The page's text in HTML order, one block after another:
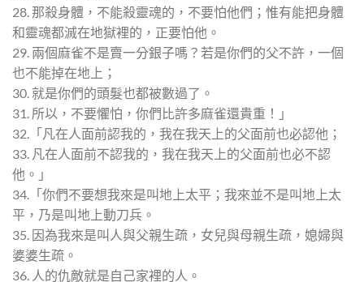
28. 那殺身體，不能殺靈魂的，不要怕他們；惟有能把身體
和靈魂都滅在地獄裡的，正要怕他。
29. 兩個麻雀不是賣一分銀子嗎？若是你們的父不許，一個
也不能掉在地上；
30. 就是你們的頭髮也都被數過了。
31. 所以，不要懼怕，你們比許多麻雀還貴重！」
32.「凡在人面前認我的，我在我天上的父面前也必認他；
33. 凡在人面前不認我的，我在我天上的父面前也必不認
他。」
34.「你們不要想我來是叫地上太平；我來並不是叫地上太
平，乃是叫地上動刀兵。
35. 因為我來是叫人與父親生疏，女兒與母親生疏，媳婦與
婆婆生疏。
36. 人的仇敵就是自己家裡的人。